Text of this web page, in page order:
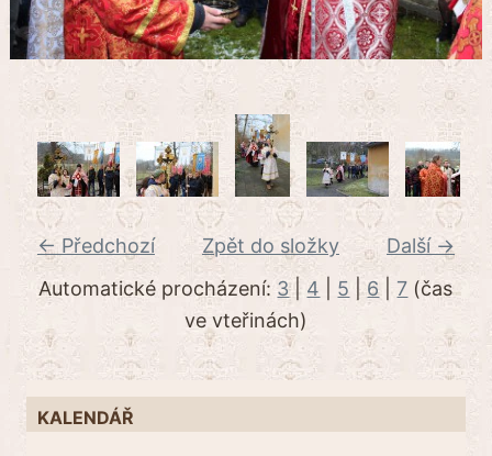
← Předchozí Další →
Zpět do složky
Automatické procházení: 3| 4 5 |6 7 (čas
ve vteřinách)
KALENDÁŘ